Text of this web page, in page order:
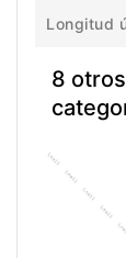
Longitud
8